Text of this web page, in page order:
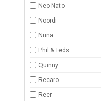
Neo Nato
Noordi
Nuna
Phil & Teds
Quinny
Recaro
Reer